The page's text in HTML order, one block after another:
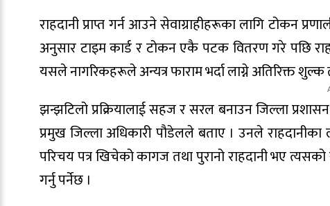
राहदानी प्राप्त गर्न आउने सेवाग्राहीहरूका लागि टोकन
अनुसार टाइम कार्ड र टोकन एकै पटक वितरण गरे पछि
यसले नागरिकहरूले अन्यत्र फाराम भर्दा लाग्ने अतिरिक्त
झन्झटिलो प्रक्रियालाई सहज र सरल बनाउन जिल्ला
प्रमुख जिल्ला अधिकारी पौडेलले बताए । उनले राहदानीका
परिचय पत्र खिचेको कागज तथा पुरानो राहदानी भए
गर्नु पर्नेछ ।